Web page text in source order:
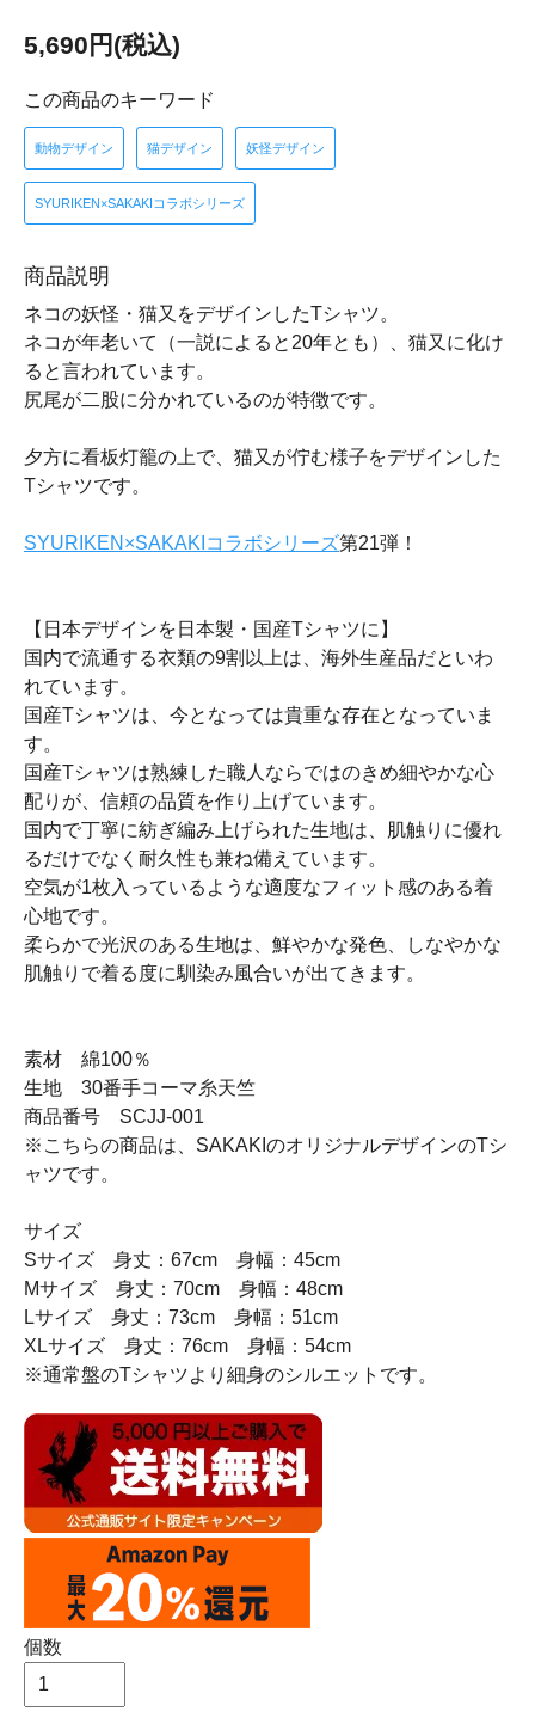
5,690円(税込)
この商品のキーワード
動物デザイン 猫デザイン 妖怪デザイン
SYURIKEN×SAKAKIコラボシリーズ
商品説明
ネコの妖怪・猫又をデザインしたTシャツ。
ネコが年老いて（一説によると20年とも）、猫又に化け
ると言われています。
尻尾が二股に分かれているのが特徴です。
夕方に看板灯籠の上で、猫又が佇む様子をデザインした
Tシャツです。
SYURIKEN×SAKAKIコラボシリーズ第21弾！
【日本デザインを日本製・国産Tシャツに】
国内で流通する衣類の9割以上は、海外生産品だといわ
れています。
国産Tシャツは、今となっては貴重な存在となっていま
す。
国産Tシャツは熟練した職人ならではのきめ細やかな心
配りが、信頼の品質を作り上げています。
国内で丁寧に紡ぎ編み上げられた生地は、肌触りに優れ
るだけでなく耐久性も兼ね備えています。
空気が1枚入っているような適度なフィット感のある着
心地です。
柔らかで光沢のある生地は、鮮やかな発色、しなやかな
肌触りで着る度に馴染み風合いが出てきます。
素材 綿100％
生地 30番手コーマ糸天竺
商品番号 SCJJ-001
※こちらの商品は、SAKAKIのオリジナルデザインのTシ
ャツです。
サイズ
Sサイズ 身丈：67cm 身幅：45cm
Mサイズ 身丈：70cm 身幅：48cm
Lサイズ 身丈：73cm 身幅：51cm
XLサイズ 身丈：76cm 身幅：54cm
※通常盤のTシャツより細身のシルエットです。
個数